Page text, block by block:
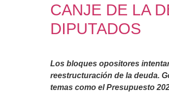
CANJE DE LA
DIPUTADOS
Los bloques opositores
reestructuración de la deuda.
temas como el Presupuesto